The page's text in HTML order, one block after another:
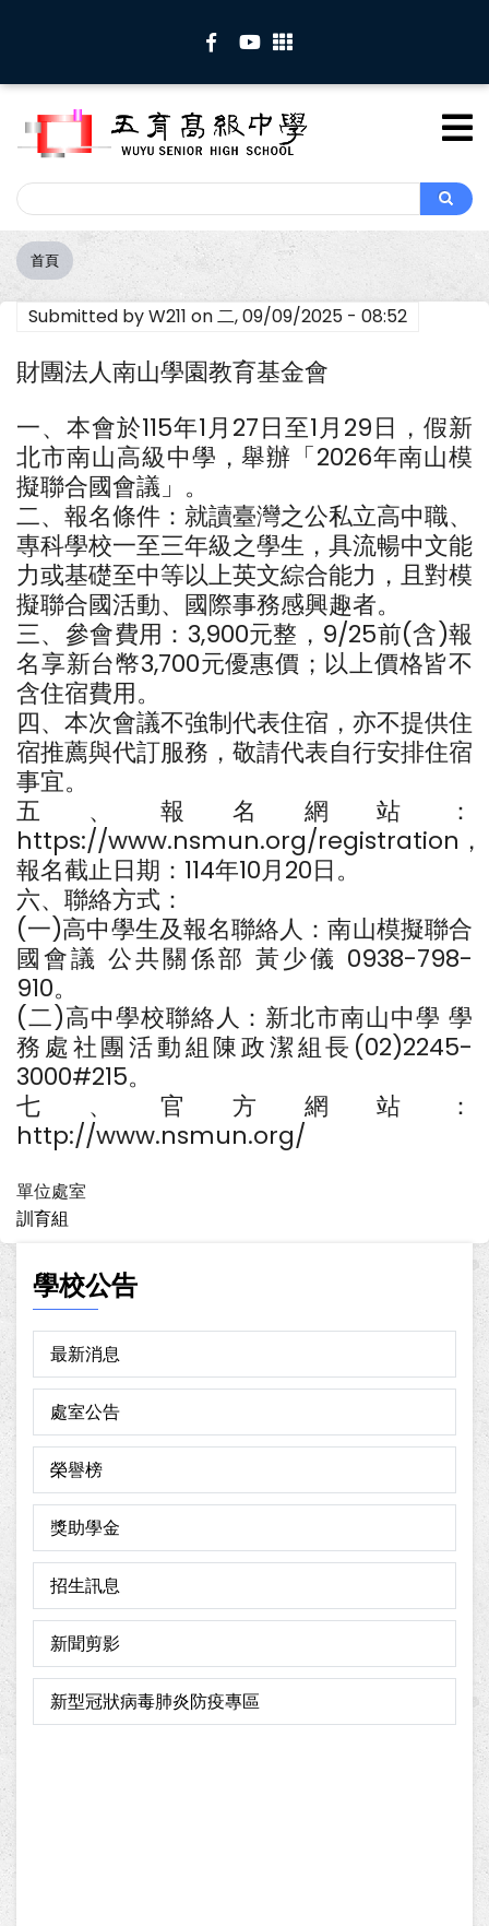
內
Search
Search
導
航
連
首頁
Submitted byW211 on二, 09/09/2025 - 08:52
財團法人南山學園教育基金會
一、本會於115年1月27日至1月29日，假新
北市南山高級中學，舉辦「2026年南山模
擬聯合國會議」。
二、報名條件：就讀臺灣之公私立高中職、
專科學校一至三年級之學生，具流暢中文能
力或基礎至中等以上英文綜合能力，且對模
擬聯合國活動、國際事務感興趣者。
三、參會費用：3,900元整，9/25前(含)報
名享新台幣3,700元優惠價；以上價格皆不
含住宿費用。
四、本次會議不強制代表住宿，亦不提供住
宿推薦與代訂服務，敬請代表自行安排住宿
事宜。
五、報名網站：
https://www.nsmun.org/registration，
報名截止日期：114年10月20日。
六、聯絡方式：
(一)高中學生及報名聯絡人：南山模擬聯合
國會議 公共關係部 黃少儀 0938-798-
910。
(二)高中學校聯絡人：新北市南山中學 學
務處社團活動組陳政潔組長(02)2245-
3000#215。
七、官方網站：
http://www.nsmun.org/
單位處室
訓育組
學校公告
最新消息
處室公告
榮譽榜
獎助學金
招生訊息
新聞剪影
新型冠狀病毒肺炎防疫專區